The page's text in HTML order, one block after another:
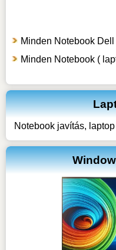
Minden Notebook
Minden Notebook (
Notebook javítás,